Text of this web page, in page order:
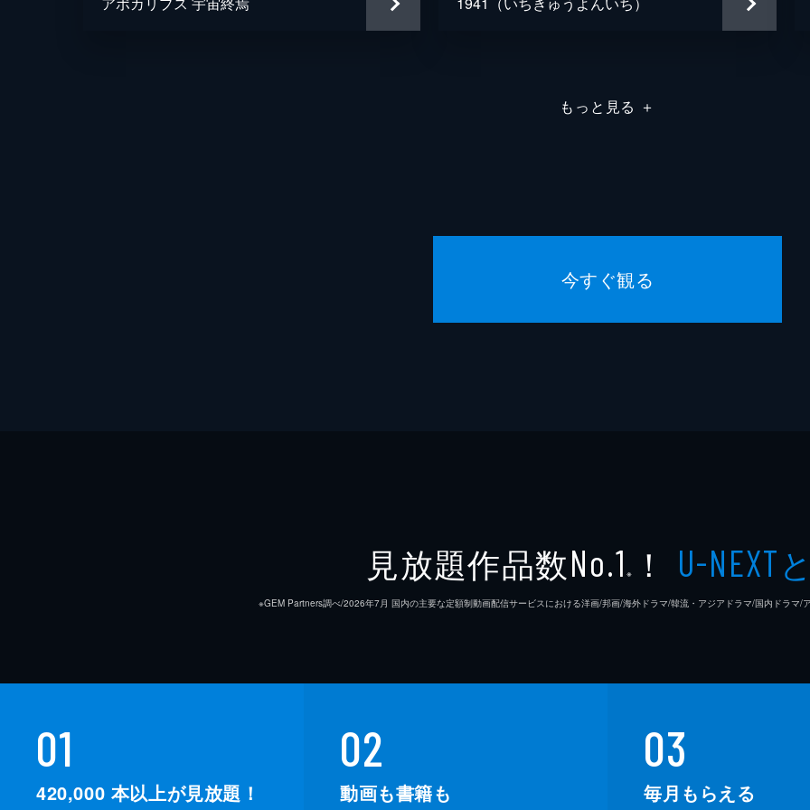
もっと見る ＋
今すぐ観る
見放題作品数No.1 ※ ！ U-NEXT
※GEM Partners調べ/2026年7⽉ 国内の主要な定額制動画配信サービスにおける洋画/邦画/海外ドラマ/韓流・アジアドラマ/国内ドラマ/
01
420,000 本以上が見放題！
02
動画も書籍も
03
毎月もらえる